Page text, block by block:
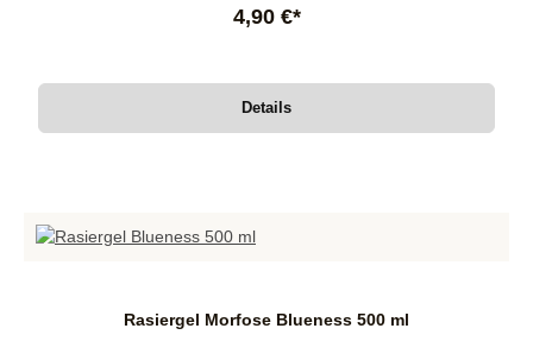
4,90 €*
Details
Rasiergel Morfose Blueness 500 ml